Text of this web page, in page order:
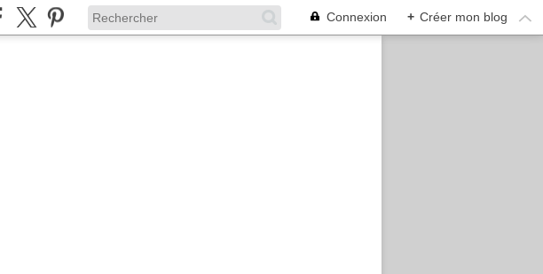
Connexion + Créer mon blog